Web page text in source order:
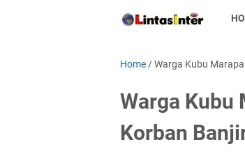
Home /Warga Kubu
Warga Kubu
Korban